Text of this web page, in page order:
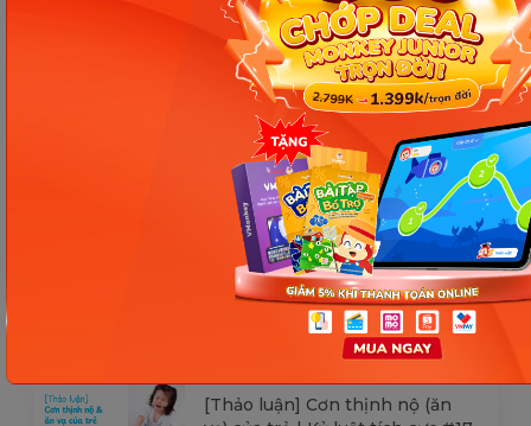
Các Bài Viết Mới Nhất
[Thảo luận] Cơn thịnh nộ (ăn